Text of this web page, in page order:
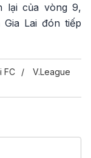
lại của vòng 9,
Lai đón tiếp
FC
V.League